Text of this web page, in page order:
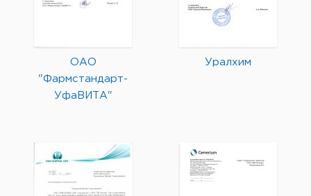
ОАО
"Фармстандарт-
УфаВИТА"
Уралхим